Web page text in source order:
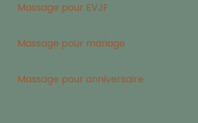
Massage pour EVJF
Massage pour mariage
Massage pour anniversaire